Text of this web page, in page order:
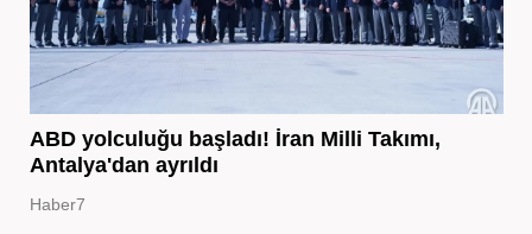
ABD yolculuğu başladı! İran Milli Takımı,
Antalya'dan ayrıldı
Haber7